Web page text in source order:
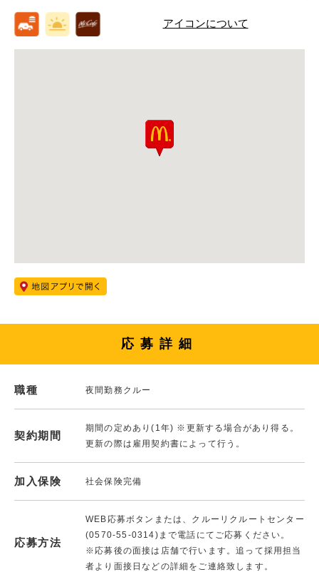
アイコンについて
応募詳細
職種 夜間勤務クルー
契約期間
期間の定めあり(1年) ※更新する場合があり得る。
更新の際は雇用契約書によって行う。
加入保険 社会保険完備
応募方法
WEB応募ボタンまたは、クルーリクルートセンター
(0570-55-0314)まで電話にてご応募ください。
※応募後の面接は店舗で行います。追って採用担当
者より面接日などの詳細をご連絡致します。